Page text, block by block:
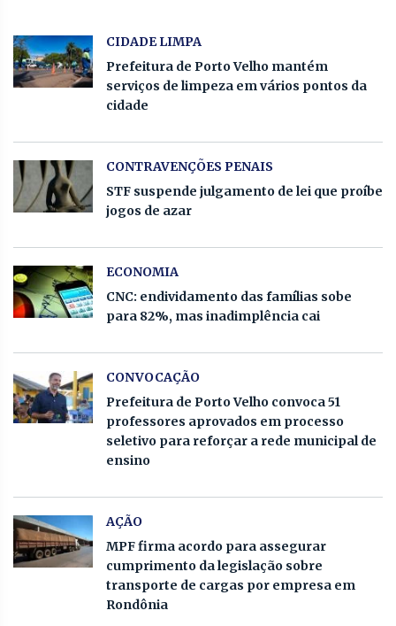
CIDADE LIMPA
Prefeitura de Porto Velho mantém
serviços de limpeza em vários pontos da
cidade
CONTRAVENÇÕES PENAIS
STF suspende julgamento de lei que proíbe
jogos de azar
ECONOMIA
CNC: endividamento das famílias sobe
para 82%, mas inadimplência cai
CONVOCAÇÃO
Prefeitura de Porto Velho convoca 51
professores aprovados em processo
seletivo para reforçar a rede municipal de
ensino
AÇÃO
MPF firma acordo para assegurar
cumprimento da legislação sobre
transporte de cargas por empresa em
Rondônia